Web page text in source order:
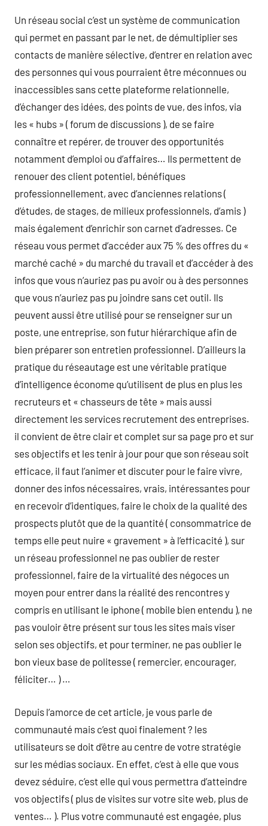
Un réseau social c’est un système de communication
qui permet en passant par le net, de démultiplier ses
contacts de manière sélective, d’entrer en relation avec
des personnes qui vous pourraient être méconnues ou
inaccessibles sans cette plateforme relationnelle,
d’échanger des idées, des points de vue, des infos, via
les « hubs » ( forum de discussions ), de se faire
connaître et repérer, de trouver des opportunités
notamment d’emploi ou d’affaires… Ils permettent de
renouer des client potentiel, bénéfiques
professionnellement, avec d’anciennes relations (
d’études, de stages, de milieux professionnels, d’amis )
mais également d’enrichir son carnet d’adresses. Ce
réseau vous permet d’accéder aux 75 % des offres du «
marché caché » du marché du travail et d’accéder à des
infos que vous n’auriez pas pu avoir ou à des personnes
que vous n’auriez pas pu joindre sans cet outil. Ils
peuvent aussi être utilisé pour se renseigner sur un
poste, une entreprise, son futur hiérarchique afin de
bien préparer son entretien professionnel. D’ailleurs la
pratique du réseautage est une véritable pratique
d’intelligence économe qu’utilisent de plus en plus les
recruteurs et « chasseurs de tête » mais aussi
directement les services recrutement des entreprises.
il convient de être clair et complet sur sa page pro et sur
ses objectifs et les tenir à jour pour que son réseau soit
efficace, il faut l’animer et discuter pour le faire vivre,
donner des infos nécessaires, vrais, intéressantes pour
en recevoir d’identiques, faire le choix de la qualité des
prospects plutôt que de la quantité ( consommatrice de
temps elle peut nuire « gravement » à l’efficacité ), sur
un réseau professionnel ne pas oublier de rester
professionnel, faire de la virtualité des négoces un
moyen pour entrer dans la réalité des rencontres y
compris en utilisant le iphone ( mobile bien entendu ), ne
pas vouloir être présent sur tous les sites mais viser
selon ses objectifs, et pour terminer, ne pas oublier le
bon vieux base de politesse ( remercier, encourager,
féliciter… ) …
Depuis l’amorce de cet article, je vous parle de
communauté mais c’est quoi finalement ? les
utilisateurs se doit d’être au centre de votre stratégie
sur les médias sociaux. En effet, c’est à elle que vous
devez séduire, c’est elle qui vous permettra d’atteindre
vos objectifs ( plus de visites sur votre site web, plus de
ventes… ). Plus votre communauté est engagée, plus